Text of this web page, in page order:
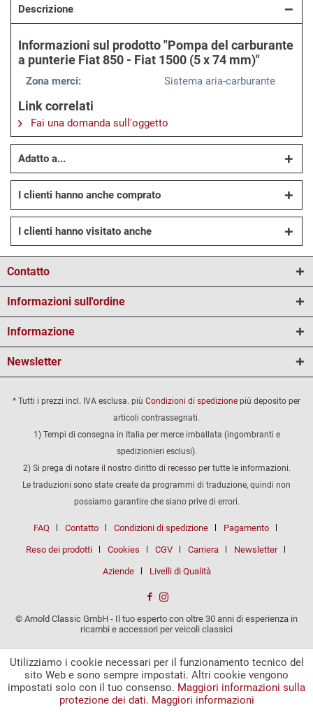
Descrizione
Informazioni sul prodotto "Pompa del carburante
a punterie Fiat 850 - Fiat 1500 (5 x 74 mm)"
Zona merci: Sistema aria-carburante
Link correlati
Fai una domanda sull'oggetto
Adatto a...
I clienti hanno anche comprato
I clienti hanno visitato anche
Contatto
Informazioni sull'ordine
Informazione
Newsletter
* Tutti i prezzi incl. IVA esclusa. più Condizioni di spedizione più deposito per
articoli contrassegnati.
1) Tempi di consegna in Italia per merce imballata (ingombranti e
spedizionieri esclusi).
2) Si prega di notare il nostro diritto di recesso per tutte le informazioni.
Le traduzioni sono state create da programmi di traduzione, quindi non
possiamo garantire che siano prive di errori.
FAQ Contatto Condizioni di spedizione Pagamento
Reso dei prodotti Cookies CGV Carriera Newsletter
Aziende Livelli di Qualità
© Arnold Classic GmbH - Il tuo esperto con oltre 30 anni di esperienza in
ricambi e accessori per veicoli classici
Utilizziamo i cookie necessari per il funzionamento tecnico del
sito Web e sono sempre impostati. Altri cookie vengono
impostati solo con il tuo consenso. Maggiori informazioni sulla
protezione dei dati. Maggiori informazioni